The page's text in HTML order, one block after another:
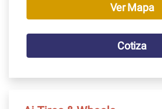
Ver Mapa
Cotiza